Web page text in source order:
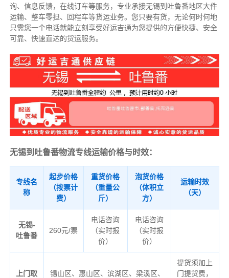
询、信息反馈，在线订车等服务， 专业承接无锡到吐鲁番地区大件
运输、整车零担、回程车等货运业务。 您只要有货，无论何时何地
只需您一个电话就能立刻享受好运吉通为您提供的方便快捷、安全
可靠、快速直达的货运服务。
无锡到吐鲁番物流专线运输价格与时效：
专线名
称
起步价格
（按票计
费）
重货价格
（重量公
斤）
泡货价格
（体积立
方）
运输时效
（天）
无锡-
吐鲁番
260元/票
电话咨询
（实时报
价）
电话咨询
（实时报
价）
上门取
锡山区、惠山区、滨湖区、梁溪区、
提货须加上
门提货费，